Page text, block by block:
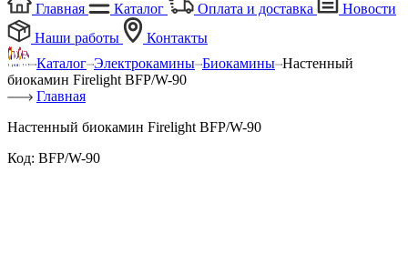
Главная Каталог Оплата и доставка
Новости
Наши работы
Контакты
Каталог Электрокамины Биокамины Настенный
биокамин Firelight BFP/W-90
Главная
Настенный биокамин Firelight BFP/W-90
Код: BFP/W-90